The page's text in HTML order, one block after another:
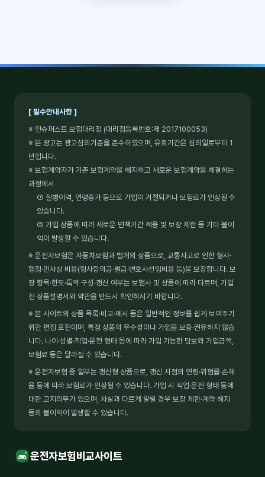
[ 필수안내사항 ]
※ 인슈퍼스트 보험대리점 (대리점등록번호:제 2017100053)
※ 본 광고는 광고심의기준을 준수하였으며, 유효기간은 심의일로부터 1
년입니다.
※ 보험계약자가 기존 보험계약을 해지하고 새로운 보험계약을 체결하는
과정에서
① 질병이력, 연령증가 등으로 가입이 거절되거나 보험료가 인상될 수
있습니다.
② 가입 상품에 따라 새로운 면책기간 적용 및 보장 제한 등 기타 불이
익이 발생할 수 있습니다.
※ 운전자보험은 자동차보험과 별개의 상품으로, 교통사고로 인한 형사·
행정·민사상 비용(형사합의금·벌금·변호사선임비용 등)을 보장합니다. 보
장 항목·한도·특약 구성·갱신 여부는 보험사 및 상품에 따라 다르며, 가입
전 상품설명서와 약관을 반드시 확인하시기 바랍니다.
※ 본 사이트의 상품 목록·비교·예시 등은 일반적인 정보를 쉽게 보여주기
위한 편집 표현이며, 특정 상품의 우수성이나 가입을 보증·권유하지 않습
니다. 나이·성별·직업·운전 형태 등에 따라 가입 가능한 담보와 가입금액,
보험료 등은 달라질 수 있습니다.
※ 운전자보험 중 일부는 갱신형 상품으로, 갱신 시점의 연령·위험률·손해
율 등에 따라 보험료가 인상될 수 있습니다. 가입 시 직업·운전 형태 등에
대한 고지의무가 있으며, 사실과 다르게 알릴 경우 보장 제한·계약 해지
등의 불이익이 발생할 수 있습니다.
운전자보험비교사이트